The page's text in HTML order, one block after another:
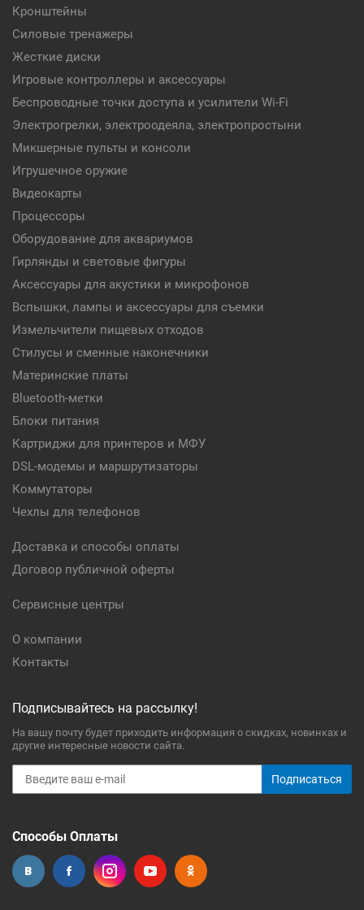
Кронштейны
Силовые тренажеры
Жесткие диски
Игровые контроллеры и аксессуары
Беспроводные точки доступа и усилители Wi-Fi
Электрогрелки, электроодеяла, электропростыни
Микшерные пульты и консоли
Игрушечное оружие
Видеокарты
Процессоры
Оборудование для аквариумов
Гирлянды и световые фигуры
Аксессуары для акустики и микрофонов
Вспышки, лампы и аксессуары для съемки
Измельчители пищевых отходов
Стилусы и сменные наконечники
Материнские платы
Bluetooth-метки
Блоки питания
Картриджи для принтеров и МФУ
DSL-модемы и маршрутизаторы
Коммутаторы
Чехлы для телефонов
Доставка и способы оплаты
Договор публичной оферты
Сервисные центры
О компании
Контакты
Подписывайтесь на рассылку!
На вашу почту будет приходить информация о скидках, новинках и
другие интересные новости сайта.
Подписаться
Способы Оплаты